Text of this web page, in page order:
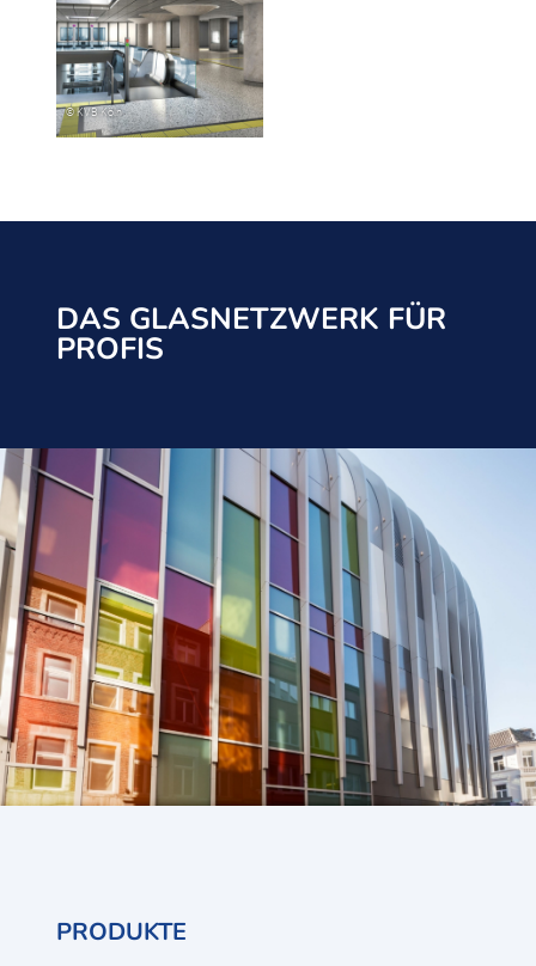
DAS GLASNETZWERK FÜR
PROFIS
PRODUKTE